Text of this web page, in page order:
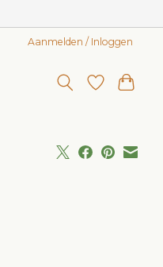
Aanmelden / Inloggen